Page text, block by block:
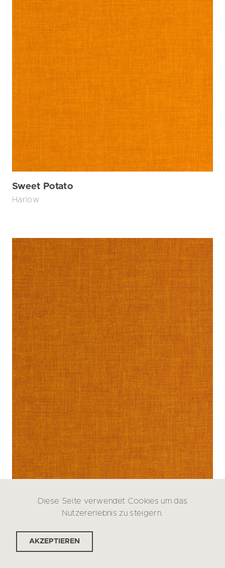
Sweet Potato
Harlow
Inca Berry
Diese Seite verwendet Cookies um das
Nutzererlebnis zu steigern.
AKZEPTIEREN